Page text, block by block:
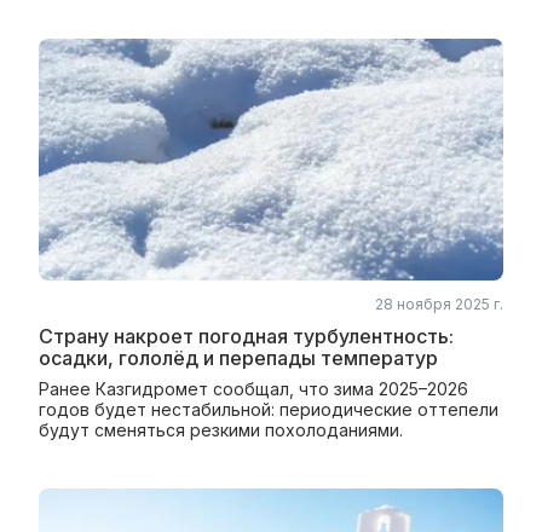
28 ноября 2025 г.
Страну накроет погодная турбулентность:
осадки, гололёд и перепады температур
Ранее Казгидромет сообщал, что зима 2025–2026
годов будет нестабильной: периодические оттепели
будут сменяться резкими похолоданиями.